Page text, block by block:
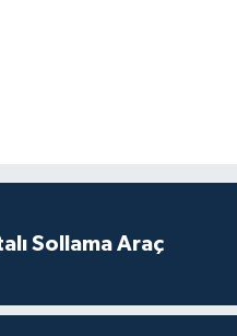
Sollama Araç